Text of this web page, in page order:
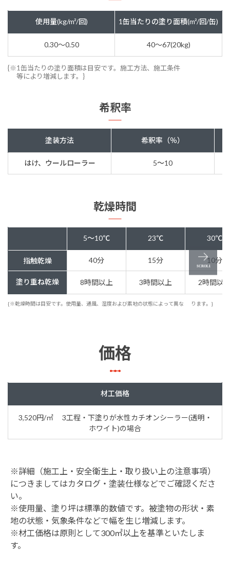
使用量(kg/m²/回) 1缶当たりの塗り面積(m²/回/缶)
0.30～0.50 40～67(20kg)
{※1缶当たりの塗り面積は目安です。施工方法、施工条件
等により増減します。}
希釈率
塗装方法 希釈率（％）
はけ、ウールローラー 5～10
乾燥時間
5～10℃ 23℃ 30℃
指触乾燥 40分 15分 10分
塗り重ね乾燥 8時間以上 3時間以上 2時間以
{※乾燥時間は目安です。使用量、通風、湿度および素地の状態によって異な ります。}
価格
材工価格
3,520円/㎡ 3工程・下塗りが水性カチオンシーラー(透明・
ホワイト)の場合
※詳細（施工上・安全衛生上・取り扱い上の注意事項）
につきましてはカタログ・塗装仕様などでご確認くださ
い。
※使用量、塗り坪は標準的数値です。被塗物の形状・素
地の状態・気象条件などで幅を生じ増減します。
※材工価格は原則として300㎡以上を基準といたしま
す。